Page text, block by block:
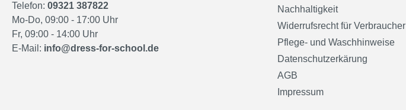
Telefon: 09321 387822
Mo-Do, 09:00 - 17:00 Uhr
Fr, 09:00 - 14:00 Uhr
E-Mail: info@dress-for-school.de
Nachhaltigkeit
Widerrufsrecht für Verbraucher
Pflege- und Waschhinweise
Datenschutzerkärung
AGB
Impressum